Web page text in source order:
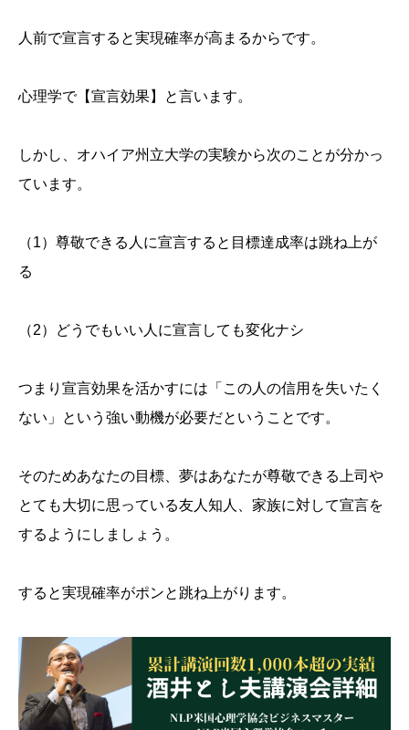
人前で宣言すると実現確率が高まるからです。
心理学で【宣言効果】と言います。
しかし、オハイア州立大学の実験から次のことが分かっ
ています。
（1）尊敬できる人に宣言すると目標達成率は跳ね上が
る
（2）どうでもいい人に宣言しても変化ナシ
つまり宣言効果を活かすには「この人の信用を失いたく
ない」という強い動機が必要だということです。
そのためあなたの目標、夢はあなたが尊敬できる上司や
とても大切に思っている友人知人、家族に対して宣言を
するようにしましょう。
すると実現確率がポンと跳ね上がります。